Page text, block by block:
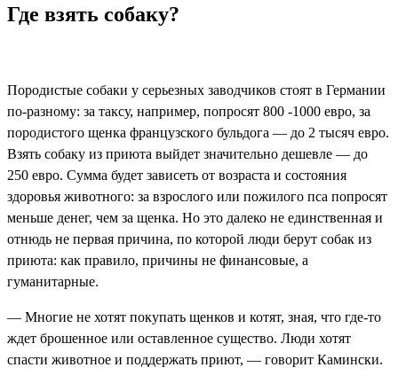
Где взять собаку?
Породистые собаки у серьезных заводчиков стоят в Германии
по-разному: за таксу, например, попросят 800 -1000 евро, за
породистого щенка французского бульдога — до 2 тысяч евро.
Взять собаку из приюта выйдет значительно дешевле — до
250 евро. Сумма будет зависеть от возраста и состояния
здоровья животного: за взрослого или пожилого пса попросят
меньше денег, чем за щенка. Но это далеко не единственная и
отнюдь не первая причина, по которой люди берут собак из
приюта: как правило, причины не финансовые, а
гуманитарные.
— Многие не хотят покупать щенков и котят, зная, что где-то
ждет брошенное или оставленное существо. Люди хотят
спасти животное и поддержать приют, — говорит Камински.